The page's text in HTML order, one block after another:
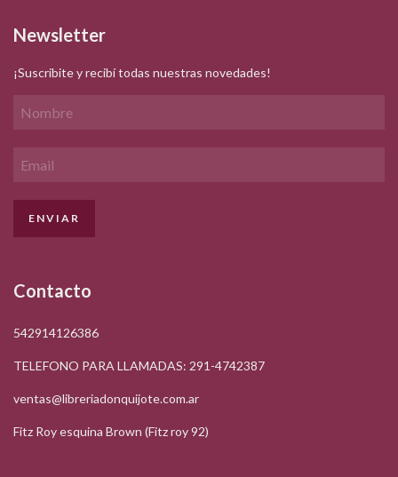
Newsletter
¡Suscribite y recibí todas nuestras novedades!
Contacto
542914126386
TELEFONO PARA LLAMADAS: 291-4742387
ventas@libreriadonquijote.com.ar
Fitz Roy esquina Brown (Fitz roy 92)